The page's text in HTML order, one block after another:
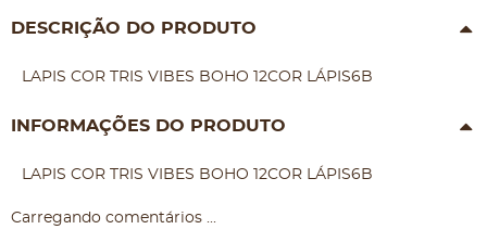
DESCRIÇÃO DO PRODUTO
LAPIS COR TRIS VIBES BOHO 12COR LÁPIS6B
INFORMAÇÕES DO PRODUTO
LAPIS COR TRIS VIBES BOHO 12COR LÁPIS6B
Carregando comentários ...